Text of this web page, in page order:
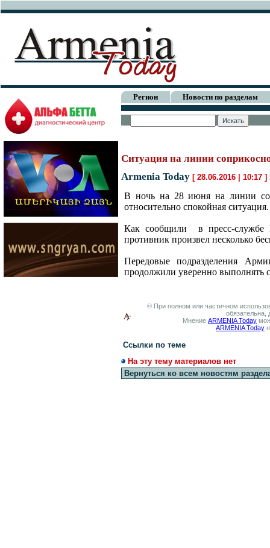
Регион Новости по разделам
Ситуация на линии
Armenia Today [ 28.06.2016 | 10:17 ]
В ночь на 28 июня на линии
относительно спокойная ситуация.
Как сообщили в пресс-службе
противник произвел несколько
Передовые подразделения
продолжили уверенно выполнять
© При полном или частичном
обязательна,
Мнение ARMENIA Today
ARMENIA Today
Ссылки по теме
На эту тему материалов нет
Вернуться ко всем новостям